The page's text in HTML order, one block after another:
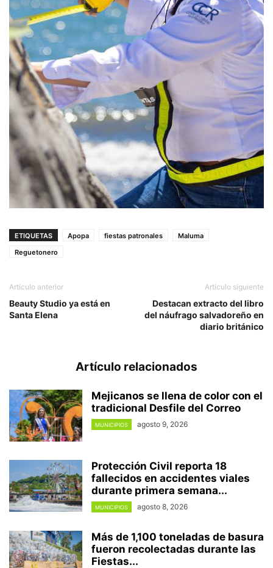
ETIQUETAS Apopa fiestas patronales
Maluma
Reguetonero
Artículo anterior
Beauty Studio ya está en
Santa Elena
Artículo siguiente
Destacan extracto del libro
del náufrago salvadoreño en
diario británico
Artículo relacionados
Mejicanos se llena de color con el
tradicional Desfile del Correo
MUNICIPIOS agosto 9, 2026
Protección Civil reporta 18
fallecidos en accidentes viales
durante primera semana...
MUNICIPIOS agosto 8, 2026
Más de 1,100 toneladas de basura
fueron recolectadas durante las
Fiestas...